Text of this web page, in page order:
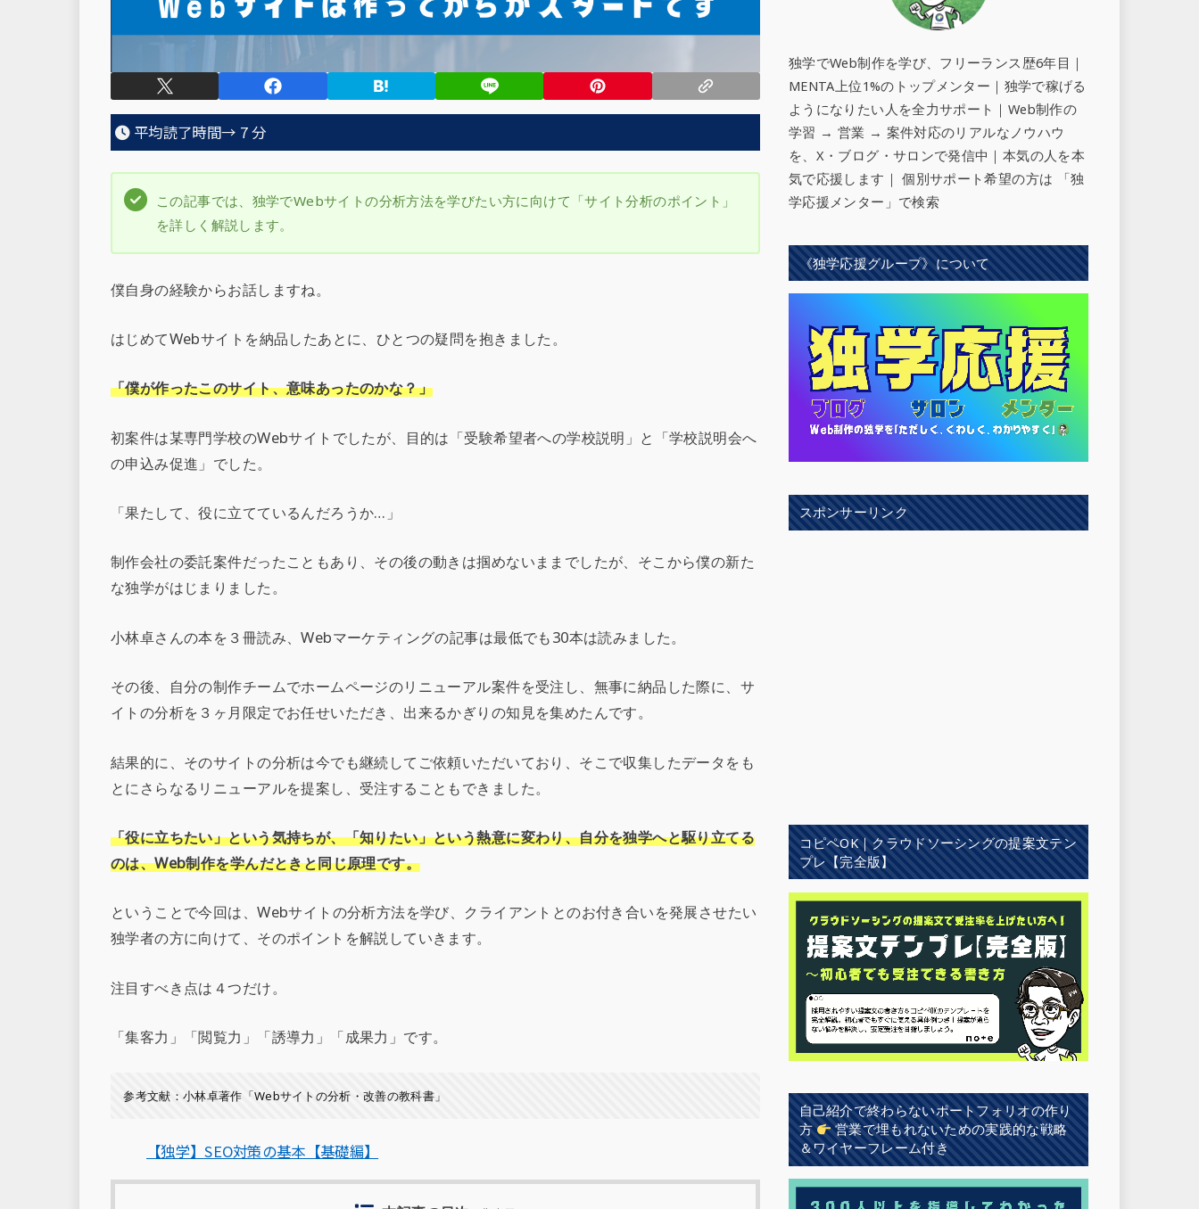
平均読了時間→ 7分
この記事では、独学でWebサイトの分析方法を学びたい方に向けて「サイト分析のポイント」
を詳しく解説します。
僕自身の経験からお話しますね。
はじめてWebサイトを納品したあとに、ひとつの疑問を抱きました。
「僕が作ったこのサイト、意味あったのかな？」
初案件は某専門学校のWebサイトでしたが、目的は「受験希望者への学校説明」と「学校説明会へ
の申込み促進」でした。
「果たして、役に立てているんだろうか…」
制作会社の委託案件だったこともあり、その後の動きは掴めないままでしたが、そこから僕の新た
な独学がはじまりました。
小林卓さんの本を３冊読み、Webマーケティングの記事は最低でも30本は読みました。
その後、自分の制作チームでホームページのリニューアル案件を受注し、無事に納品した際に、サ
イトの分析を３ヶ月限定でお任せいただき、出来るかぎりの知見を集めたんです。
結果的に、そのサイトの分析は今でも継続してご依頼いただいており、そこで収集したデータをも
とにさらなるリニューアルを提案し、受注することもできました。
「役に立ちたい」という気持ちが、「知りたい」という熱意に変わり、自分を独学へと駆り立てる
のは、Web制作を学んだときと同じ原理です。
ということで今回は、Webサイトの分析方法を学び、クライアントとのお付き合いを発展させたい
独学者の方に向けて、そのポイントを解説していきます。
注目すべき点は４つだけ。
「集客力」「閲覧力」「誘導力」「成果力」です。
参考文献：小林卓著作「Webサイトの分析・改善の教科書」
【独学】SEO対策の基本【基礎編】
独学でWeb制作を学び、フリーランス歴6年目｜
MENTA上位1%のトップメンター｜独学で稼げる
ようになりたい人を全力サポート ｜Web制作の
学習 → 営業 → 案件対応のリアルなノウハウ
を、X・ブログ・サロンで発信中｜本気の人を本
気で応援します｜ 個別サポート希望の方は 「独
学応援メンター」で検索
《独学応援グループ》について
スポンサーリンク
コピペOK｜クラウドソーシングの提案文テン
プレ【完全版】
自己紹介で終わらないポートフォリオの作り
方
営業で埋もれないための実践的な戦略
＆ワイヤーフレーム付き